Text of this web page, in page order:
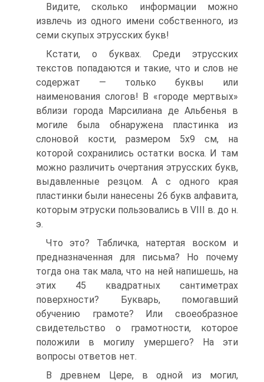
Видите, сколько информации можно
извлечь из одного имени собственного, из
семи скупых этрусских букв!
Кстати, о буквах. Среди этрусских
текстов попадаются и такие, что и слов не
содержат — только буквы или
наименования слогов! В «городе мертвых»
вблизи города Марсилиана де Альбенья в
могиле была обнаружена пластинка из
слоновой кости, размером 5х9 см, на
которой сохранились остатки воска. И там
можно различить очертания этрусских букв,
выдавленные резцом. А с одного края
пластинки были нанесены 26 букв алфавита,
которым этруски пользовались в VIII в. до н.
э.
Что это? Табличка, натертая воском и
предназначенная для письма? Но почему
тогда она так мала, что на ней напишешь, на
этих 45 квадратных сантиметрах
поверхности? Букварь, помогавший
обучению грамоте? Или своеобразное
свидетельство о грамотности, которое
положили в могилу умершего? На эти
вопросы ответов нет.
В древнем Цере, в одной из могил,